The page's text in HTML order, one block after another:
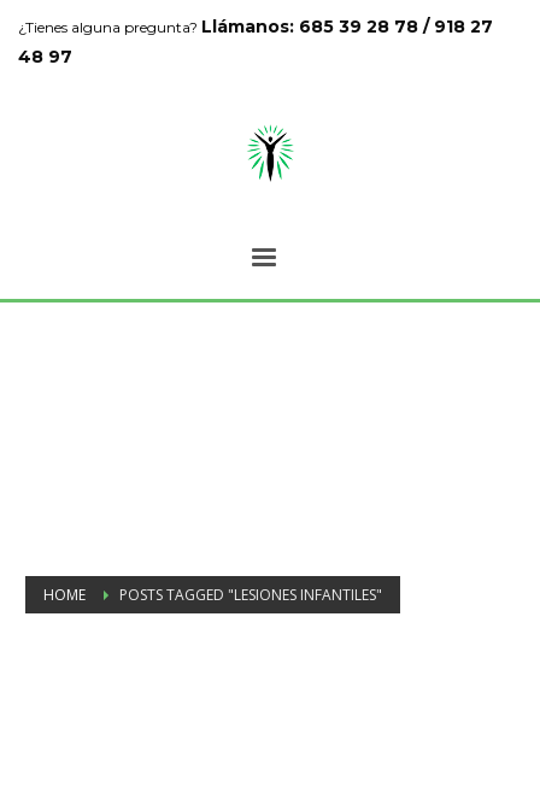
¿Tienes alguna pregunta? Llámanos: 685 39 28 78 / 918 27
48 97
HOME POSTS TAGGED "LESIONES INFANTILES"